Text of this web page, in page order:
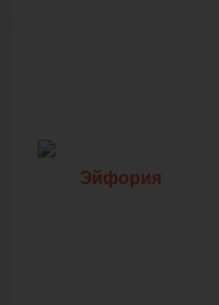
Эйфория